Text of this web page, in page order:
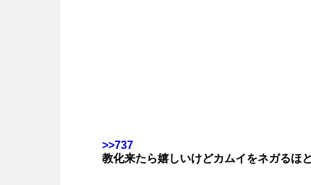
>>737
教化来たら嬉しいけどカムイをネガるほ